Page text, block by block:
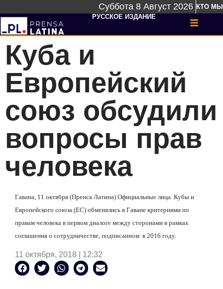
Суббота 8 Август 2026 КТО МЫ
РУССКОЕ ИЗДАНИЕ
Куба и
Европейский
союз обсудили
вопросы прав
человека
Гавана, 11 октября (Пренса Латина) Официальные лица Кубы и
Европейского союза (ЕС) обменялись в Гаване критериями по
правам человека в первом диалоге между сторонами в рамках
соглашения о сотрудничестве, подписанном в 2016 году.
11 октября, 2018 | 12:32